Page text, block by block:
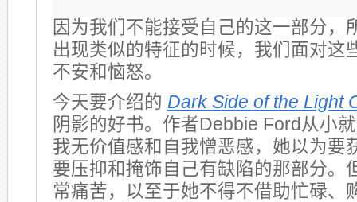
因为我们不能接受自己的这一部分，
出现类似的特征的时候，我们面对这
不安和恼怒。
今天要介绍的 Dark Side of the Light
阴影的好书。作者Debbie Ford从小
我无价值感和自我憎恶感，她以为要
要压抑和掩饰自己有缺陷的那部分。
常痛苦，以至于她不得不借助忙碌、